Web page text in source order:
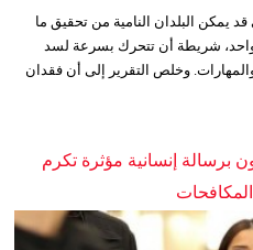
يمكن البلدان النامية من تحقيق ما
شريطة أن تتحرك بسرعة لسد
وخلص التقرير إلى أن فقدان
برسالة إنسانية مؤثرة تكرم
المكافحات